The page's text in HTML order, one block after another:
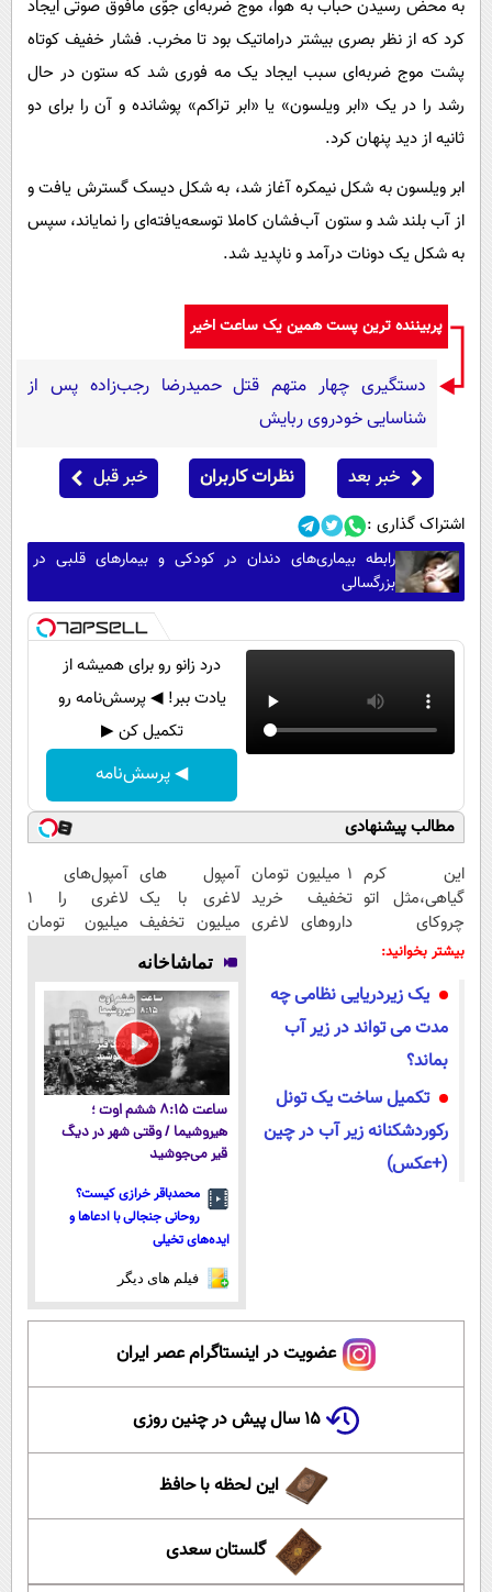
به محض رسیدن حباب به هوا، موج ضربه‌ای جوّی مافوق صوتی ایجاد
کرد که از نظر بصری بیشتر دراماتیک بود تا مخرب. فشار خفیف کوتاه
پشت موج ضربه‌ای سبب ایجاد یک مه فوری شد که ستون در حال
رشد را در یک «ابر ویلسون» یا «ابر تراکم» پوشانده و آن را برای دو
ثانیه از دید پنهان کرد.
ابر ویلسون به شکل نیمکره آغاز شد، به شکل دیسک گسترش یافت و
از آب بلند شد و ستون آب‌فشان کاملا توسعه‌یافته‌ای را نمایاند، سپس
به شکل یک دونات درآمد و ناپدید شد.
پربیننده ترین پست همین یک ساعت اخیر
دستگیری چهار متهم قتل حمیدرضا رجب‌زاده پس از
شناسایی خودروی ربایش
خبر بعد نظرات کاربران خبر قبل
اشتراک گذاری :
رابطه بیماری‌های دندان در کودکی و بیمار‌های قلبی در
بزرگسالی
درد زانو رو برای همیشه از
یادت ببر! ◀ پرسش‌نامه رو
تکمیل کن ▶
◀ پرسش‌نامه
مطالب پیشنهادی
این کرم
گیاهی،مثل اتو
چروکای
پوستتوصاف
1 میلیون تومان
تخفیف خرید
داروهای لاغری
یخ!
آمپول های
لاغری با یک
میلیون تخفیف
| ارسال از
داروخانه های
معتبر
آمپول‌های
لاغری را ۱
میلیون تومان
بیشتر بخوانید:
یک زیردریایی نظامی چه
مدت می تواند در زیر آب
بماند؟
تکمیل ساخت یک تونل
رکوردشکنانه زیر آب در چین
(+عکس)
تماشاخانه
ساعت ۸:۱۵ ششم اوت ؛
هیروشیما / وقتی شهر در دیگ
قیر می‌جوشید
محمدباقر خرازی کیست؟
روحانی جنجالی با ادعاها و
ایده‌های تخیلی
فیلم های دیگر
عضویت در اینستاگرام عصر ایران
۱۵ سال پیش در چنین روزی
این لحظه با حافظ
گلستان سعدی